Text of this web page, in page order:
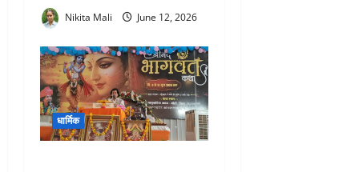
Nikita Mali June 12, 2026
धार्मिक